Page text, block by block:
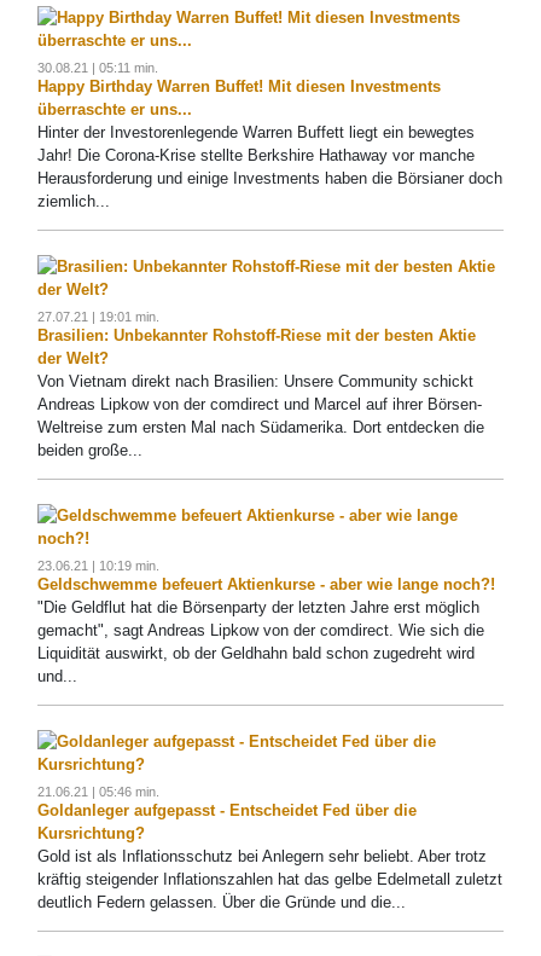
30.08.21 | 05:11 min.
Happy Birthday Warren Buffet! Mit diesen Investments
überraschte er uns...
Hinter der Investorenlegende Warren Buffett liegt ein bewegtes
Jahr! Die Corona-Krise stellte Berkshire Hathaway vor manche
Herausforderung und einige Investments haben die Börsianer doch
ziemlich...
27.07.21 | 19:01 min.
Brasilien: Unbekannter Rohstoff-Riese mit der besten Aktie
der Welt?
Von Vietnam direkt nach Brasilien: Unsere Community schickt
Andreas Lipkow von der comdirect und Marcel auf ihrer Börsen-
Weltreise zum ersten Mal nach Südamerika. Dort entdecken die
beiden große...
23.06.21 | 10:19 min.
Geldschwemme befeuert Aktienkurse - aber wie lange noch?!
"Die Geldflut hat die Börsenparty der letzten Jahre erst möglich
gemacht", sagt Andreas Lipkow von der comdirect. Wie sich die
Liquidität auswirkt, ob der Geldhahn bald schon zugedreht wird
und...
21.06.21 | 05:46 min.
Goldanleger aufgepasst - Entscheidet Fed über die
Kursrichtung?
Gold ist als Inflationsschutz bei Anlegern sehr beliebt. Aber trotz
kräftig steigender Inflationszahlen hat das gelbe Edelmetall zuletzt
deutlich Federn gelassen. Über die Gründe und die...